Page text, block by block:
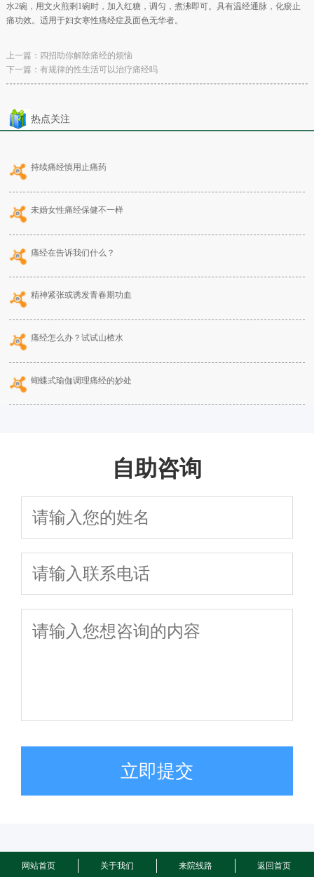
水2碗，用文火煎剩1碗时，加入红糖，调匀，煮沸即可。具有温经通脉，化瘀止
痛功效。适用于妇女寒性痛经症及面色无华者。
上一篇： 四招助你解除痛经的烦恼
下一篇： 有规律的性生活可以治疗痛经吗
热点关注
持续痛经慎用止痛药
未婚女性痛经保健不一样
痛经在告诉我们什么？
精神紧张或诱发青春期功血
痛经怎么办？试试山楂水
蝴蝶式瑜伽调理痛经的妙处
自助咨询
立即提交
网站首页 关于我们 来院线路 返回首页